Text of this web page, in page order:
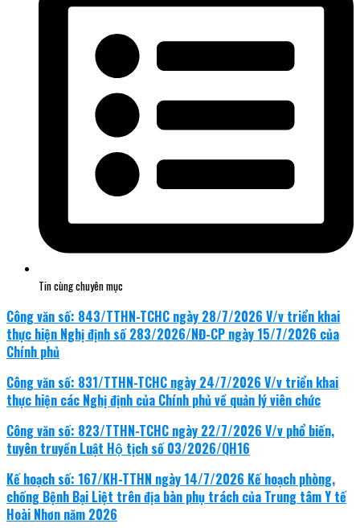
Tin cùng chuyên mục
Công văn số: 843/TTHN-TCHC ngày 28/7/2026 V/v triển khai
thực hiện Nghị định số 283/2026/NĐ-CP ngày 15/7/2026 của
Chính phủ
Công văn số: 831/TTHN-TCHC ngày 24/7/2026 V/v triển khai
thực hiện các Nghị định của Chính phủ về quản lý viên chức
Công văn số: 823/TTHN-TCHC ngày 22/7/2026 V/v phổ biến,
tuyên truyền Luật Hộ tịch số 03/2026/QH16
Kế hoạch số: 167/KH-TTHN ngày 14/7/2026 Kế hoạch phòng,
chống Bệnh Bại Liệt trên địa bàn phụ trách của Trung tâm Y tế
Hoài Nhơn năm 2026